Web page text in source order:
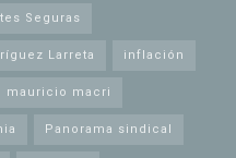
Seguras
Larreta inflación
mauricio macri
Panorama sindical